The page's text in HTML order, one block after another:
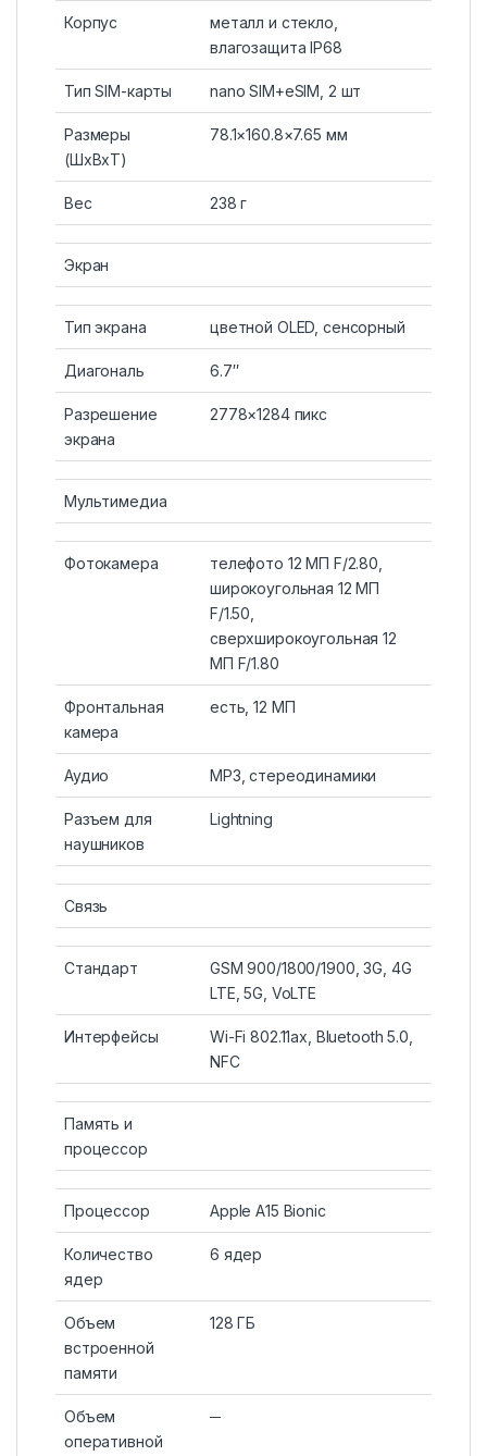
Корпус
металл и стекло,
влагозащита IP68
Тип SIM-карты nano SIM+eSIM, 2 шт
Размеры
(ШxВxТ)
78.1×160.8×7.65 мм
Вес 238 г
Экран
Тип экрана цветной OLED, сенсорный
Диагональ 6.7″
Разрешение
экрана
2778×1284 пикс
Мультимедиа
Фотокамера
телефото 12 МП F/2.80,
широкоугольная 12 МП
F/1.50,
сверхширокоугольная 12
МП F/1.80
Фронтальная
камера
есть, 12 МП
Аудио MP3, стереодинамики
Разъем для
наушников
Lightning
Связь
Стандарт
GSM 900/1800/1900, 3G, 4G
LTE, 5G, VoLTE
Интерфейсы
Wi-Fi 802.11ax, Bluetooth 5.0,
NFC
Память и
процессор
Процессор Apple A15 Bionic
Количество
ядер
6 ядер
Объем
встроенной
памяти
128 ГБ
Объем
оперативной
─